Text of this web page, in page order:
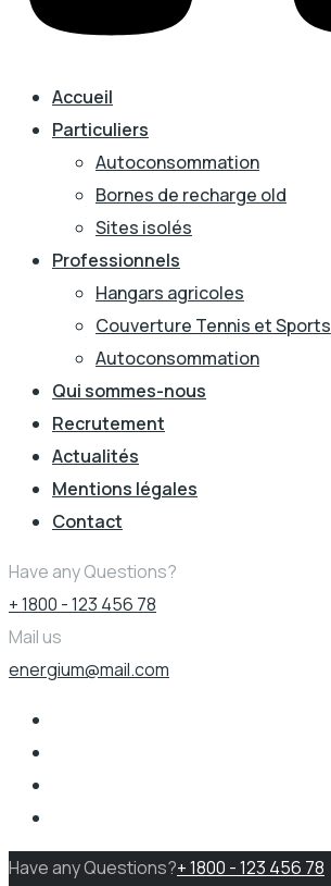
Accueil
Particuliers
Autoconsommation
Bornes de recharge old
Sites isolés
Professionnels
Hangars agricoles
Couverture Tennis et Sports
Autoconsommation
Qui sommes-nous
Recrutement
Actualités
Mentions légales
Contact
Have any Questions?
+ 1800 - 123 456 78
Mail us
energium@mail.com
Have any Questions?+ 1800 - 123 456 78